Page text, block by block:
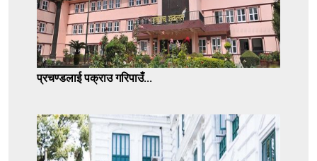
प्रचण्डलाई पक्राउ गरिपाउँ...